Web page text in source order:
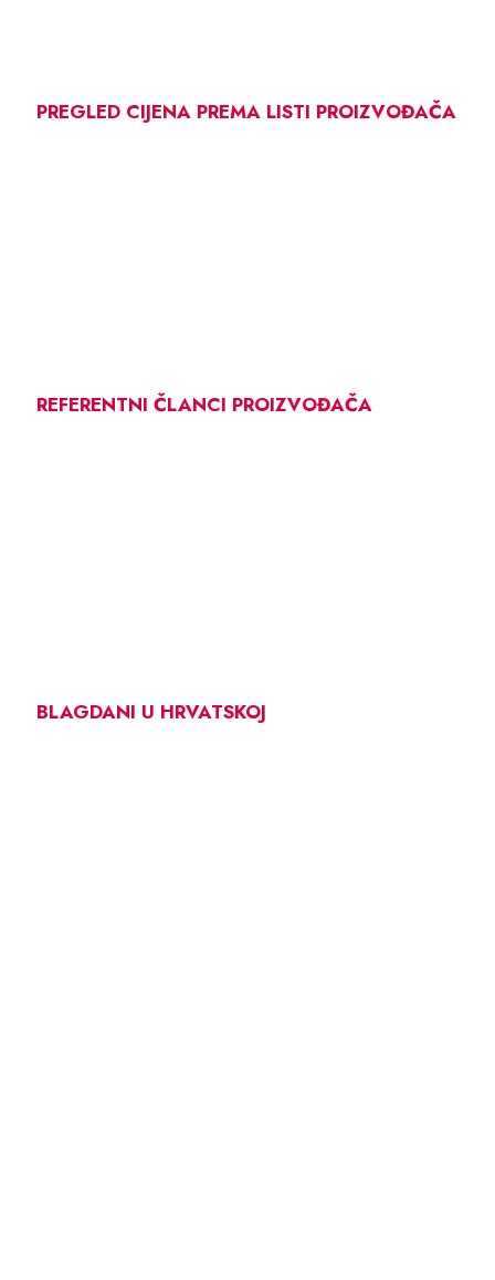
PREGLED CIJENA PREMA LISTI PROIZVOĐAČA
REFERENTNI ČLANCI PROIZVOĐAČA
BLAGDANI U HRVATSKOJ